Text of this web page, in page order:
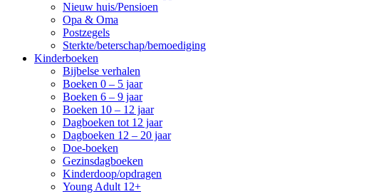
Nieuw huis/Pensioen
Opa & Oma
Postzegels
Sterkte/beterschap/bemoediging
Kinderboeken
Bijbelse verhalen
Boeken 0 – 5 jaar
Boeken 6 – 9 jaar
Boeken 10 – 12 jaar
Dagboeken tot 12 jaar
Dagboeken 12 – 20 jaar
Doe-boeken
Gezinsdagboeken
Kinderdoop/opdragen
Young Adult 12+